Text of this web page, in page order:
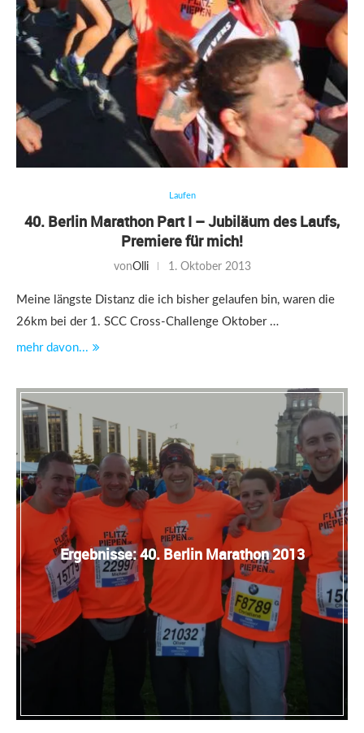
Laufen
40. Berlin Marathon Part I – Jubiläum des Laufs,
Premiere für mich!
vonOlli 1. Oktober 2013
Meine längste Distanz die ich bisher gelaufen bin, waren die
26km bei der 1. SCC Cross-Challenge Oktober …
mehr davon...
Ergebnisse: 40. Berlin Marathon 2013